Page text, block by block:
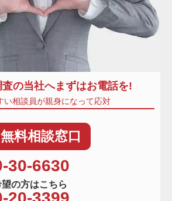
査の当社へまずはお電話を!
い相談員が親身になって応対
無料相談窓口
30-6630
の方はこちら